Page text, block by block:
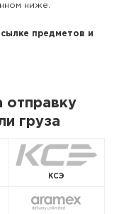
ниже.
предметов и
отправку
груза
КСЭ